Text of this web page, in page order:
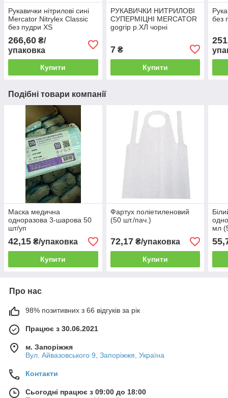
Рукавички нітрилові сині
Mercator Nitrylex Classic
без пудри ХS
266,60 ₴/
упаковка
Купити
РУКАВИЧКИ НИТРИЛОВІ
СУПЕРМІЦНІ MERCATOR
gogrip р.ХЛ чорні
7₴
Купити
без
Подібні товари компанії
Маска медична
одноразова 3-шарова 50
шт/уп
42,15 ₴/упаковка
Купити
Фартух поліетиленовий
(50 шт./пач.)
72,17₴/упаковка
Купити
мл
Про нас
98% позитивних з 66 відгуків за рік
Працює з 30.06.2021
м. Запоріжжя
Вул. Айвазовського 9, Запоріжжя, Україна
Контакти
Сьогодні працює з 09:00 до 18:00